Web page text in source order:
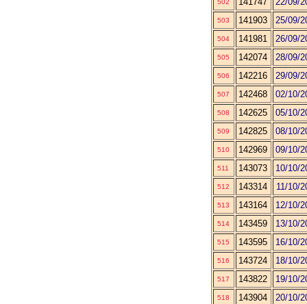
502
503 141903 25/09/
504 141981 26/09/
505 142074 28/09/
506 142216 29/09/
507 142468 02/10/
508 142625 05/10/
509 142825 08/10/
510 142969 09/10/
511 143073 10/10/
512 143314 11/10/
513 143164 12/10/
514 143459 13/10/
515 143595 16/10/
516 143724 18/10/
517 143822 19/10/
518 143904 20/10/